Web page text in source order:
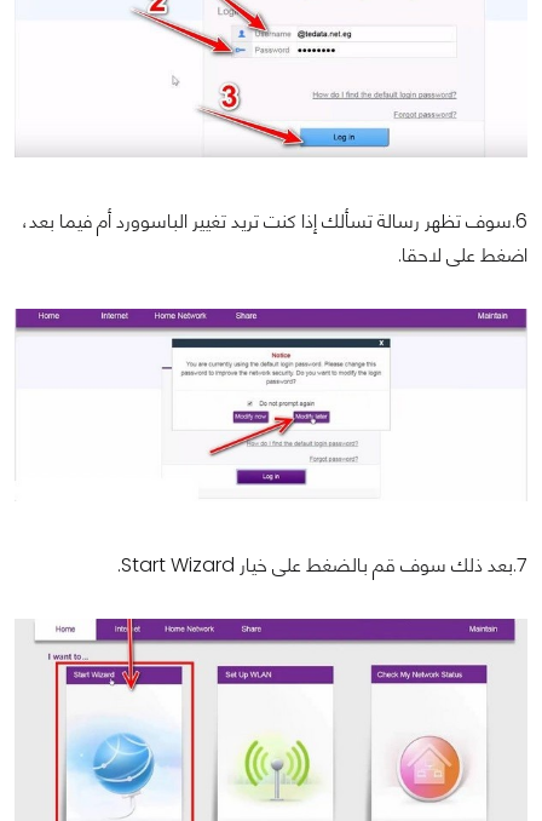
6.سوف تظهر رسالة تسألك إذا كنت تريد تغيير الباسوورد أم فيما بعد،
اضغط على لاحقا.
7.بعد ذلك سوف قم بالضغط على خيار Start Wizard.